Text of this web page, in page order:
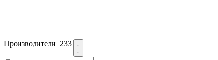
Производители 233